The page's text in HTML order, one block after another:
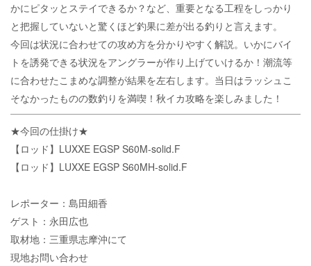
かにピタッとステイできるか？など、重要となる工程をしっかり
と把握していないと驚くほど釣果に差が出る釣りと言えます。
今回は状況に合わせての攻め方を分かりやすく解説。いかにバイ
トを誘発できる状況をアングラーが作り上げていけるか！潮流等
に合わせたこまめな調整が結果を左右します。当日はラッシュこ
そなかったものの数釣りを満喫！秋イカ攻略を楽しみました！
★今回の仕掛け★
【ロッド】LUXXE EGSP S60M-solid.F
【ロッド】LUXXE EGSP S60MH-solid.F
レポーター：島田細香
ゲスト：永田広也
取材地：三重県志摩沖にて
現地お問い合わせ